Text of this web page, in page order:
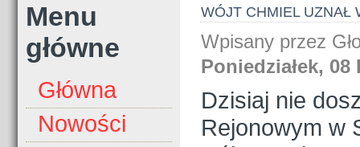
Menu
główne
Główna
Nowości
WÓJT CHMIEL UZNAŁ
Wpisany przez
Poniedziałek, 08
Dzisiaj nie
Rejonowym w